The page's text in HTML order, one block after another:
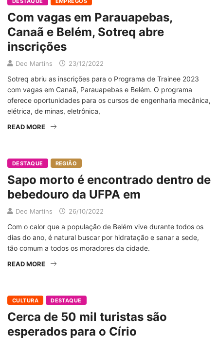
Com vagas em Parauapebas,
Canaã e Belém, Sotreq abre
inscrições
Deo Martins 23/12/2022
Sotreq abriu as inscrições para o Programa de Trainee 2023
com vagas em Canaã, Parauapebas e Belém. O programa
oferece oportunidades para os cursos de engenharia mecânica,
elétrica, de minas, eletrônica,
READ MORE
DESTAQUE REGIÃO
Sapo morto é encontrado dentro de
bebedouro da UFPA em
Deo Martins 26/10/2022
Com o calor que a população de Belém vive durante todos os
dias do ano, é natural buscar por hidratação e sanar a sede,
tão comum a todos os moradores da cidade.
READ MORE
CULTURA DESTAQUE
Cerca de 50 mil turistas são
esperados para o Círio